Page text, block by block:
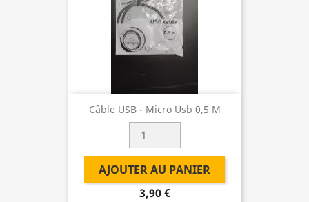
Câble USB - Micro Usb 0,5 M
AJOUTER AU PANIER
3,90 €